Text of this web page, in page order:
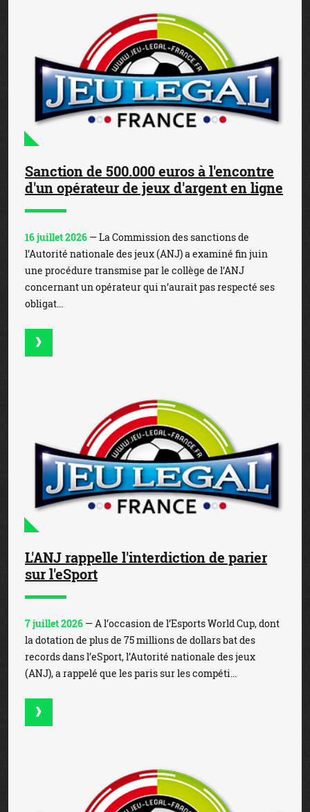
Sanction de 500.000 euros à l'encontre
d'un opérateur de jeux d'argent en ligne
16 juillet 2026 — La Commission des sanctions de
l’Autorité nationale des jeux (ANJ) a examiné fin juin
une procédure transmise par le collège de l’ANJ
concernant un opérateur qui n’aurait pas respecté ses
obligat...
L'ANJ rappelle l'interdiction de parier
sur l'eSport
7 juillet 2026 — A l’occasion de l’Esports World Cup, dont
la dotation de plus de 75 millions de dollars bat des
records dans l’eSport, l’Autorité nationale des jeux
(ANJ), a rappelé que les paris sur les compéti...